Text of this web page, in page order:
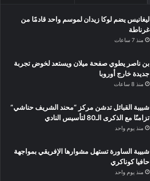
ليغانيس يضم لوكا زيدان لموسم واحد قادمًا من
غرناطة
منذ 7 ساعات
بن ناصر يطوي صفحة ميلان ويستعد لخوض تجربة
جديدة خارج أوروبا
منذ 8 ساعات
شبيبة القبائل تدشن مركز “محند الشريف حناشي”
تزامنًا مع الذكرى الـ80 لتأسيس النادي
منذ يوم واحد
شبيبة الساورة تستهل مشوارها الإفريقي بمواجهة
حافيا كوناكري
منذ يوم واحد